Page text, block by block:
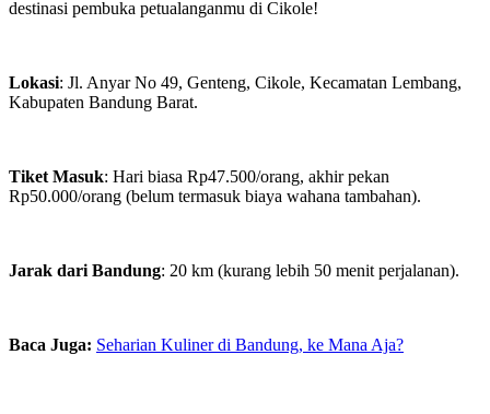
destinasi pembuka petualanganmu di Cikole!
​​Lokasi: Jl. Anyar No 49, Genteng, Cikole, Kecamatan Lembang,
Kabupaten Bandung Barat.
Tiket Masuk: Hari biasa Rp47.500/orang, akhir pekan
Rp50.000/orang (belum termasuk biaya wahana tambahan).
Jarak dari Bandung: 20 km (kurang lebih 50 menit perjalanan).
Baca Juga: Seharian Kuliner di Bandung, ke Mana Aja?